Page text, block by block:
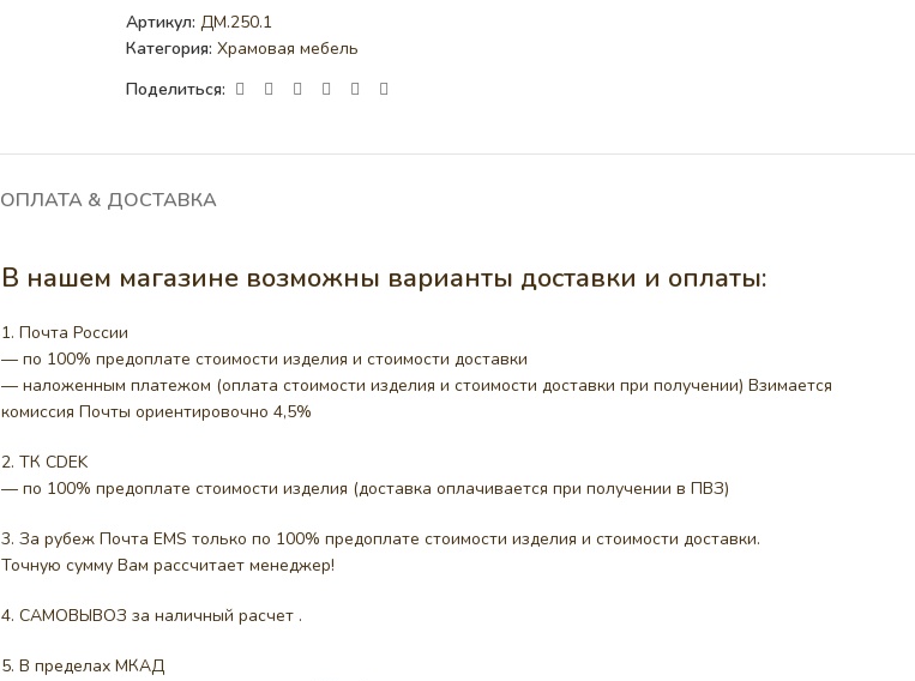
Артикул: ДМ.250.1
Категория: Храмовая мебель
Поделиться:
ОПЛАТА & ДОСТАВКА
В нашем магазине возможны варианты доставки и оплаты:
1. Почта России
— по 100% предоплате стоимости изделия и стоимости доставки
— наложенным платежом (оплата стоимости изделия и стоимости доставки при получении) Взимается
комиссия Почты ориентировочно 4,5%
2. ТК CDEK
— по 100% предоплате стоимости изделия (доставка оплачивается при получении в ПВЗ)
3. За рубеж Почта EMS только по 100% предоплате стоимости изделия и стоимости доставки.
Точную сумму Вам рассчитает менеджер!
4. САМОВЫВОЗ за наличный расчет .
5. В пределах МКАД